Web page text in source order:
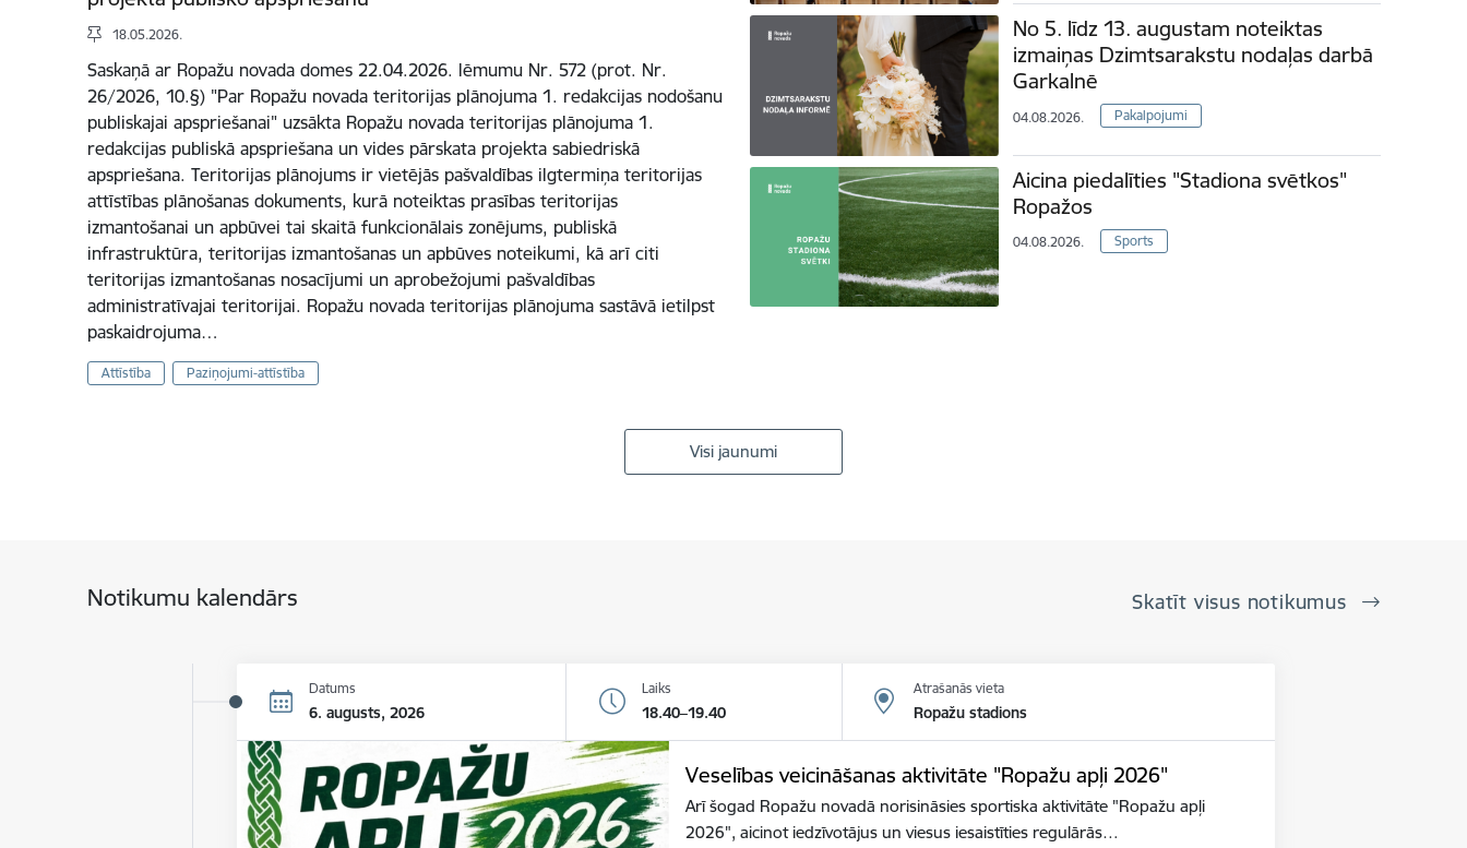
18.05.2026.
Saskaņā ar Ropažu novada domes 22.04.2026. lēmumu Nr. 572 (prot. Nr.
26/2026, 10.§) "Par Ropažu novada teritorijas plānojuma 1. redakcijas nodošanu
publiskajai apspriešanai" uzsākta Ropažu novada teritorijas plānojuma 1.
redakcijas publiskā apspriešana un vides pārskata projekta sabiedriskā
apspriešana. Teritorijas plānojums ir vietējās pašvaldības ilgtermiņa teritorijas
attīstības plānošanas dokuments, kurā noteiktas prasības teritorijas
izmantošanai un apbūvei tai skaitā funkcionālais zonējums, publiskā
infrastruktūra, teritorijas izmantošanas un apbūves noteikumi, kā arī citi
teritorijas izmantošanas nosacījumi un aprobežojumi pašvaldības
administratīvajai teritorijai. Ropažu novada teritorijas plānojuma sastāvā ietilpst
paskaidrojuma…
Attīstība Paziņojumi-attīstība
No 5. līdz 13. augustam noteiktas
izmaiņas Dzimtsarakstu nodaļas darbā
Garkalnē
04.08.2026. Pakalpojumi
Aicina piedalīties "Stadiona svētkos"
Ropažos
04.08.2026. Sports
Visi jaunumi
Notikumu kalendārs Skatīt visus notikumus
Datums
6. augusts, 2026
Laiks
18.40–19.40
Atrašanās vieta
Ropažu stadions
Veselības veicināšanas aktivitāte "Ropažu apļi 2026"
Arī šogad Ropažu novadā norisināsies sportiska aktivitāte "Ropažu apļi
2026", aicinot iedzīvotājus un viesus iesaistīties regulārās…